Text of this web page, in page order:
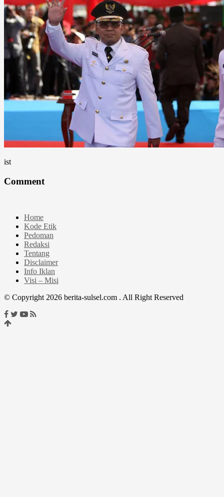
ist
Comment
Home
Kode Etik
Pedoman
Redaksi
Tentang
Disclaimer
Info Iklan
Visi – Misi
© Copyright 2026 berita-sulsel.com . All Right Reserved